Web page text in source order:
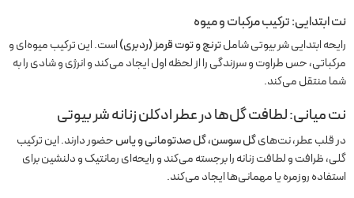
نت ابتدایی: ترکیب مرکبات و میوه
رایحه ابتدایی شر بیوتی شاملترنج و توت قرمز (ردبری)است. این ترکیب میوه‌ای و
مرکباتی، حس طراوت و سرزندگی را از لحظه اول ایجاد می‌کند و انرژی و شادی را به
شما منتقل می‌کند.
نت میانی: لطافت گل‌ها در عطر ادکلن زنانه شر بیوتی
در قلب عطر، نت‌هایگل سوسن، گل صدتومانی و یاسحضور دارند. این ترکیب
گلی، ظرافت و لطافت زنانه را برجسته می‌کند و رایحه‌ای رمانتیک و دلنشین برای
استفاده روزمره یا مهمانی‌ها ایجاد می‌کند.